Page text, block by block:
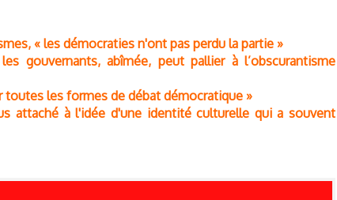
« les démocraties n'ont pas perdu la partie »
gouvernants, abîmée, peut pallier à l’obscurantisme
toutes les formes de débat démocratique »
attaché à l'idée d'une identité culturelle qui a souvent